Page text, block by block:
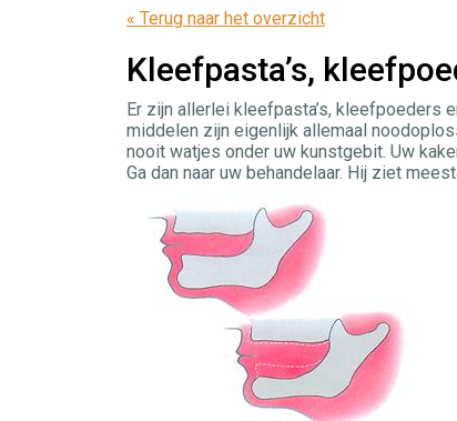
« Terug naar het overzicht
Kleefpasta’s,
Er zijn allerlei kleefpasta’s, kleefpoeders
middelen zijn eigenlijk allemaal
nooit watjes onder uw kunstgebit. Uw
Ga dan naar uw behandelaar. Hij ziet